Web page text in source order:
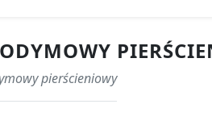
pierścieniowy